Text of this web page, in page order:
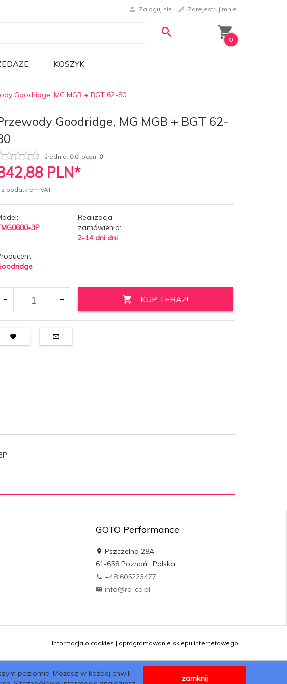
Zaloguj się Zarejestruj mnie
0
KOSZYK
Goodridge, MG MGB + BGT 62-80
Goodridge, MG MGB + BGT 62-
średnia: 0.0ocen: 0
88 PLN*
z podatkiem VAT
3P
Realizacja
zamówienia:
2-14 dni dni
KUP TERAZ!
GOTO Performance
Pszczelna 28A
61-658 Poznań , Polska
+48 605223477
info@ra-ce.pl
Informacja o cookies | oprogramowanie sklepu internetowego
poziomie. Możesz w każdej chwili
zamknij